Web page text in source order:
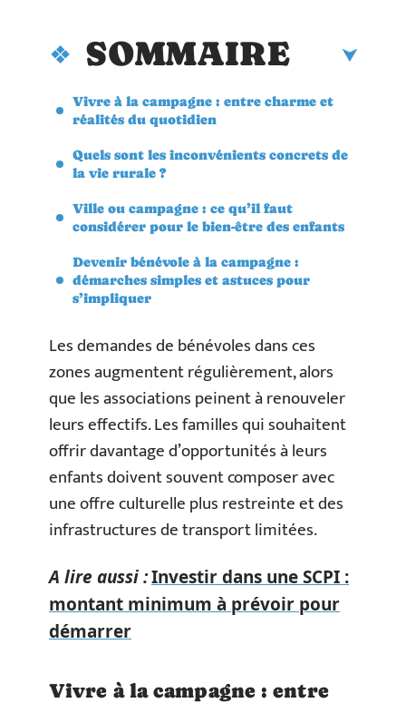
SOMMAIRE
Vivre à la campagne : entre charme et
réalités du quotidien
Quels sont les inconvénients concrets de
la vie rurale ?
Ville ou campagne : ce qu’il faut
considérer pour le bien-être des enfants
Devenir bénévole à la campagne :
démarches simples et astuces pour
s’impliquer
Les demandes de bénévoles dans ces
zones augmentent régulièrement, alors
que les associations peinent à renouveler
leurs effectifs. Les familles qui souhaitent
offrir davantage d’opportunités à leurs
enfants doivent souvent composer avec
une offre culturelle plus restreinte et des
infrastructures de transport limitées.
A lire aussi :Investir dans une SCPI :
montant minimum à prévoir pour
démarrer
Vivre à la campagne : entre